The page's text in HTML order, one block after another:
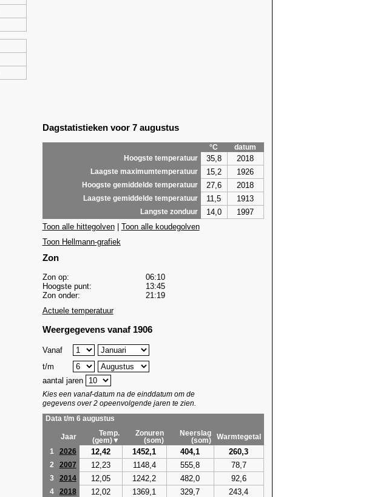
Dagstatistieken voor 7 augustus
°C
datum
Hoogste temperatuur
35,8 2018
Laagste maximumtemperatuur 15,2 1926
Hoogste gemiddelde temperatuur 27,6 2018
Laagste gemiddelde temperatuur 11,5 1913
Langste zonduur 14,0
1997
Toon alle hittegolven| Toon alle koudegolven
Toon Hellmann-grafiek
Zon
Zon op:
06:10
Hoogste punt:
13:45
Zon onder:
21:19
Actuele temperatuur
Weergegevens vanaf 1906
Vanaf
t/m
aantal jaren
Kies een vanaf-datum na de einddatum om de
gegevens over 2 opeenvolgende jaren te zien.
Data t/m 6 augustus
Jaar
Temp.
(gem)▼
Zonuren
(som)
Neerslag
(som)
Warmtegetal
1
2026 12,42 1452,1 404,1 260,3
2 2007 12,23 1148,4 555,8 78,7
3 2014 12,05 1242,2 482,0 92,6
4 2018 12,02 1369,1 329,7 243,4